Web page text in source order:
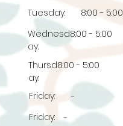
Tuesday:
8:00 - 5:00
Wednesd
ay:
8:00 - 5:00
Thursd
ay:
8:00 - 5:00
Friday:
-
Friday:
-